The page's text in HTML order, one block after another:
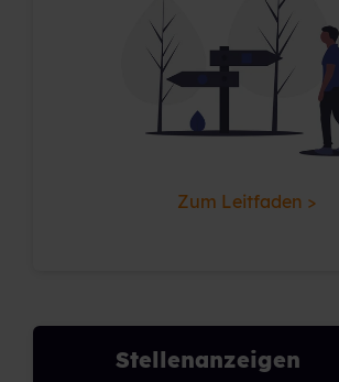
Zum Leitfaden >
Stellenanzeigen